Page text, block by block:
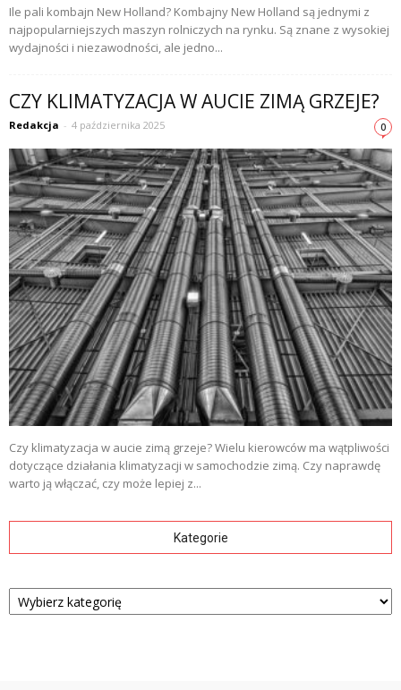
Ile pali kombajn New Holland? Kombajny New Holland są jednymi z
najpopularniejszych maszyn rolniczych na rynku. Są znane z wysokiej
wydajności i niezawodności, ale jedno...
CZY KLIMATYZACJA W AUCIE ZIMĄ GRZEJE?
Redakcja - 4 października 2025 0
Czy klimatyzacja w aucie zimą grzeje? Wielu kierowców ma wątpliwości
dotyczące działania klimatyzacji w samochodzie zimą. Czy naprawdę
warto ją włączać, czy może lepiej z...
Kategorie
Kategorie